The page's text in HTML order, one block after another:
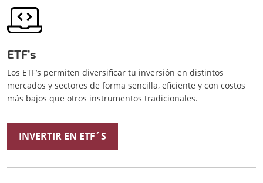
ETF’s
Los ETF’s permiten diversificar tu inversión en distintos
mercados y sectores de forma sencilla, eficiente y con costos
más bajos que otros instrumentos tradicionales.
INVERTIR EN ETF´S